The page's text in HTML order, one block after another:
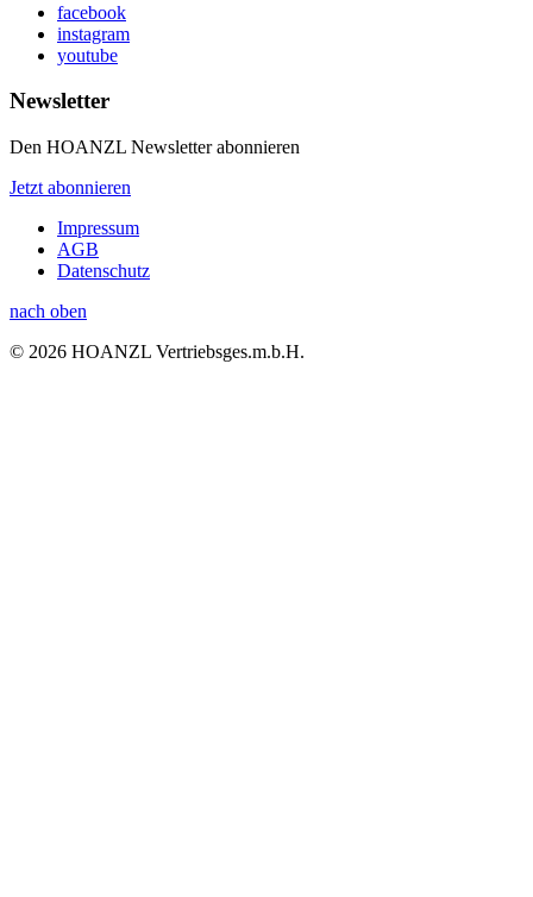
facebook
instagram
youtube
Newsletter
Den HOANZL Newsletter abonnieren
Jetzt abonnieren
Impressum
AGB
Datenschutz
nach oben
© 2026 HOANZL Vertriebsges.m.b.H.